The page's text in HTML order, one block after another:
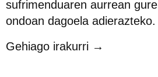
sufrimenduaren aurrean gure
ondoan dagoela adierazteko.
Gehiago irakurri →